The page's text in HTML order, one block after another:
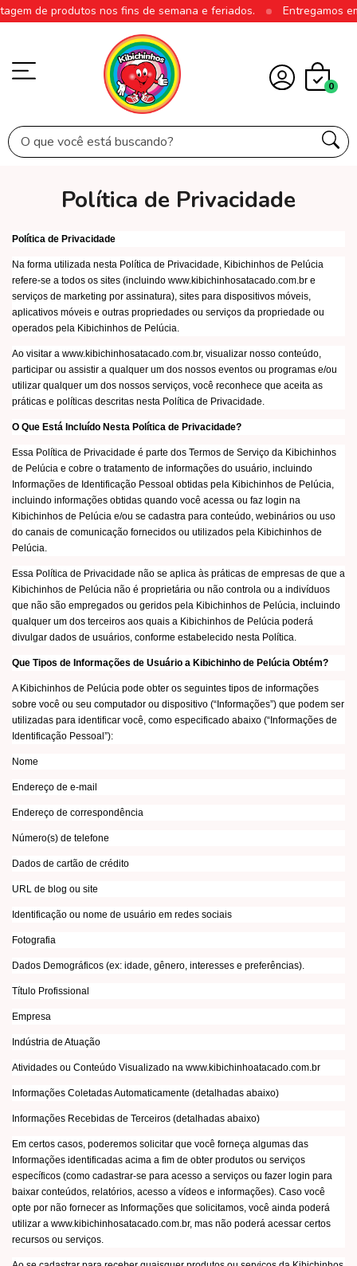
produtos nos fins de semana e feriados. Entregamos em todo
0
Política de Privacidade
Política de Privacidade
Na forma utilizada nesta Política de Privacidade, Kibichinhos de Pelúcia
refere-se a todos os sites (incluindo www.kibichinhosatacado.com.br e
serviços de marketing por assinatura), sites para dispositivos móveis,
aplicativos móveis e outras propriedades ou serviços da propriedade ou
operados pela Kibichinhos de Pelúcia.
Ao visitar a www.kibichinhosatacado.com.br, visualizar nosso conteúdo,
participar ou assistir a qualquer um dos nossos eventos ou programas e/ou
utilizar qualquer um dos nossos serviços, você reconhece que aceita as
práticas e políticas descritas nesta Política de Privacidade.
O Que Está Incluído Nesta Política de Privacidade?
Essa Política de Privacidade é parte dos Termos de Serviço da Kibichinhos
de Pelúcia e cobre o tratamento de informações do usuário, incluindo
Informações de Identificação Pessoal obtidas pela Kibichinhos de Pelúcia,
incluindo informações obtidas quando você acessa ou faz login na
Kibichinhos de Pelúcia e/ou se cadastra para conteúdo, webinários ou uso
do canais de comunicação fornecidos ou utilizados pela Kibichinhos de
Pelúcia.
Essa Política de Privacidade não se aplica às práticas de empresas de que a
Kibichinhos de Pelúcia não é proprietária ou não controla ou a indivíduos
que não são empregados ou geridos pela Kibichinhos de Pelúcia, incluindo
qualquer um dos terceiros aos quais a Kibichinhos de Pelúcia poderá
divulgar dados de usuários, conforme estabelecido nesta Política.
Que Tipos de Informações de Usuário a Kibichinho de Pelúcia Obtém?
A Kibichinhos de Pelúcia pode obter os seguintes tipos de informações
sobre você ou seu computador ou dispositivo (“Informações”) que podem ser
utilizadas para identificar você, como especificado abaixo (“Informações de
Identificação Pessoal”):
Nome
Endereço de e-mail
Endereço de correspondência
Número(s) de telefone
Dados de cartão de crédito
URL de blog ou site
Identificação ou nome de usuário em redes sociais
Fotografia
Dados Demográficos (ex: idade, gênero, interesses e preferências).
Título Profissional
Empresa
Indústria de Atuação
Atividades ou Conteúdo Visualizado na www.kibichinhoatacado.com.br
Informações Coletadas Automaticamente (detalhadas abaixo)
Informações Recebidas de Terceiros (detalhadas abaixo)
Em certos casos, poderemos solicitar que você forneça algumas das
Informações identificadas acima a fim de obter produtos ou serviços
específicos (como cadastrar-se para acesso a serviços ou fazer login para
baixar conteúdos, relatórios, acesso a vídeos e informações). Caso você
opte por não fornecer as Informações que solicitamos, você ainda poderá
utilizar a www.kibichinhosatacado.com.br, mas não poderá acessar certos
recursos ou serviços.